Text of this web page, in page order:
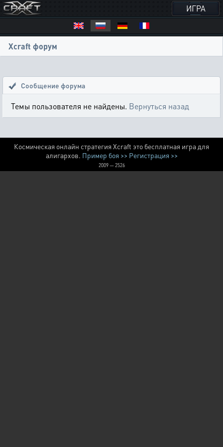
ИГРА
Xcraft форум
Сообщение форума
Темы пользователя не найдены. Вернуться назад
Космическая онлайн стратегия Xcraft это бесплатная игра для
алигархов. Пример боя >> Регистрация >>
2009 — 2526